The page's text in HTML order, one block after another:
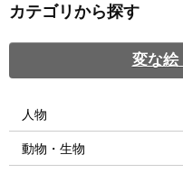
カテゴリから探す
変な絵
人物
動物・生物